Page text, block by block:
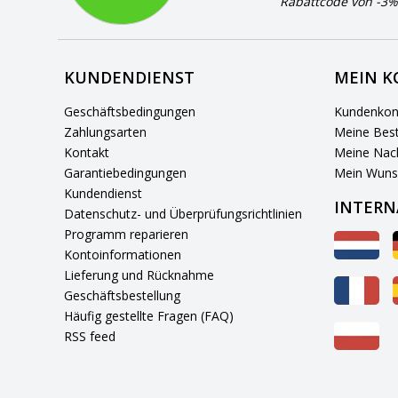
KUNDENDIENST
Geschäftsbedingungen
Zahlungsarten
Kontakt
Garantiebedingungen
Kundendienst
Datenschutz- und Überprüfungsrichtlinien
Programm reparieren
Kontoinformationen
Lieferung und Rücknahme
Geschäftsbestellung
Häufig gestellte Fragen (FAQ)
RSS feed
MEIN
Meine
Meine
Mein